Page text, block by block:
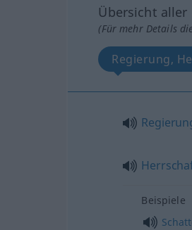
Übersicht aller
(Für mehr Details
Regierung,
Beispiele